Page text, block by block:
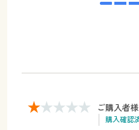
ご購入者様
購入確認